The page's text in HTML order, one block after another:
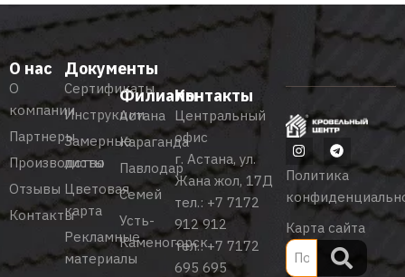
О нас
О
компании
Партнеры
Производство
Отзывы
Контакты
Документы
Сертификаты
Инструкции
Замерные
листы
Цветовая
карта
Рекламные
материалы
Филиалы
Астана
Караганда
Павлодар
Семей
Усть-
Каменогорск
Контакты
Центральный
офис
г. Астана, ул.
Жана жол, 17Д
тел.: +7 7172
912 912
тел.:+7 7172
695 695
Политика
Карта сайта